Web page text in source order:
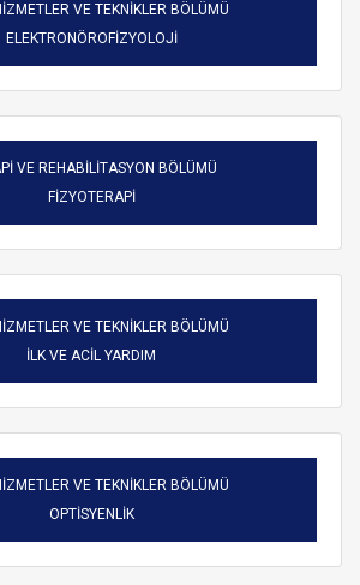
VE TEKNİKLER BÖLÜMÜ
ELEKTRONÖROFİZYOLOJİ
VE REHABİLİTASYON BÖLÜMÜ
FİZYOTERAPİ
VE TEKNİKLER BÖLÜMÜ
İLK VE ACİL YARDIM
VE TEKNİKLER BÖLÜMÜ
OPTİSYENLİK